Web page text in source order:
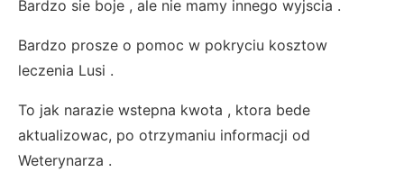
Bardzo sie boje , ale nie mamy innego wyjscia .
Bardzo prosze o pomoc w pokryciu kosztow
leczenia Lusi .
To jak narazie wstepna kwota , ktora bede
aktualizowac, po otrzymaniu informacji od
Weterynarza .